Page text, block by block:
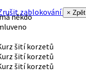
zablokování
× Zpět
někdo